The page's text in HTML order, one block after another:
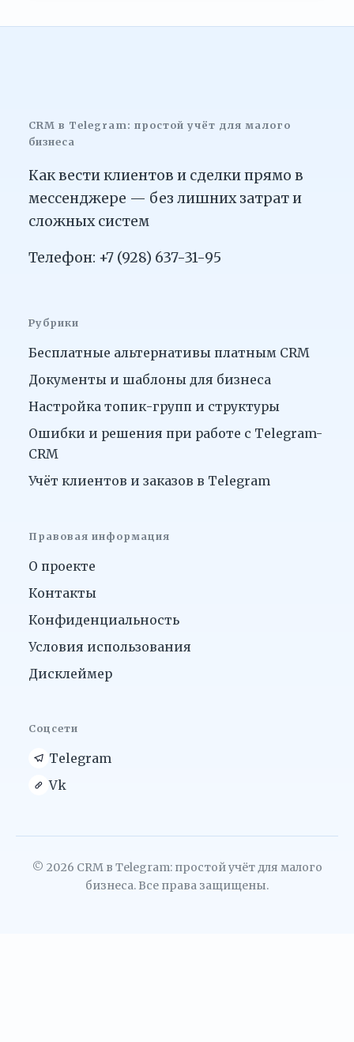
CRM в Telegram: простой учёт для малого
бизнеса
Как вести клиентов и сделки прямо в
мессенджере — без лишних затрат и
сложных систем
Телефон: +7 (928) 637-31-95
Рубрики
Бесплатные альтернативы платным CRM
Документы и шаблоны для бизнеса
Настройка топик-групп и структуры
Ошибки и решения при работе с Telegram-
CRM
Учёт клиентов и заказов в Telegram
Правовая информация
О проекте
Контакты
Конфиденциальность
Условия использования
Дисклеймер
Соцсети
Telegram
Vk
© 2026 CRM в Telegram: простой учёт для малого
бизнеса. Все права защищены.